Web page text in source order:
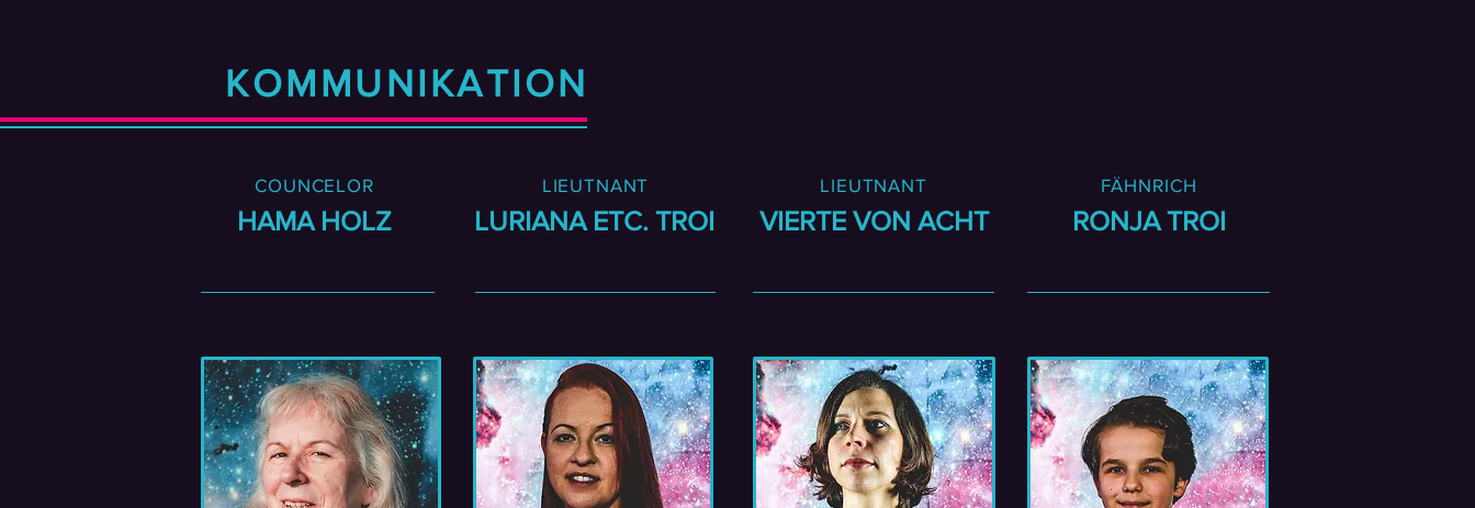
KOMMUNIKATION
COUNCELOR
HAMA HOLZ
LIEUTNANT
LURIANA ETC. TROI
LIEUTNANT
VIERTE VON ACHT
FÄHNRICH
RONJA TROI